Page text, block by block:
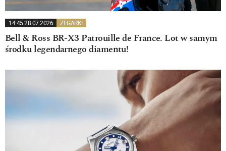
14:45 28.07.2026 ZEGARKI
Bell & Ross BR-X3 Patrouille de France. Lot w samym
środku legendarnego diamentu!